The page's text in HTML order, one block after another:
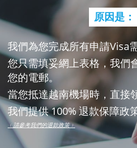
原因是：
我們為您完成所有申請Visa
您只需填妥網上表格，我們
您的電郵。
當您抵達越南機場時，直接
我們提供 100% 退款保障政
﹙請參考我們的退款政策﹚